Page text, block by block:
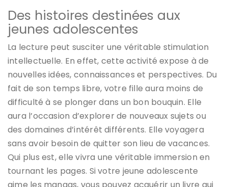
Des histoires destinées aux
jeunes adolescentes
La lecture peut susciter une véritable stimulation
intellectuelle. En effet, cette activité expose à de
nouvelles idées, connaissances et perspectives. Du
fait de son temps libre, votre fille aura moins de
difficulté à se plonger dans un bon bouquin. Elle
aura l’occasion d’explorer de nouveaux sujets ou
des domaines d’intérêt différents. Elle voyagera
sans avoir besoin de quitter son lieu de vacances.
Qui plus est, elle vivra une véritable immersion en
tournant les pages. Si votre jeune adolescente